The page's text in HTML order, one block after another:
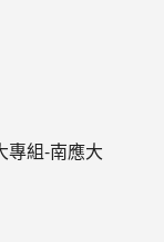
專組-南應大